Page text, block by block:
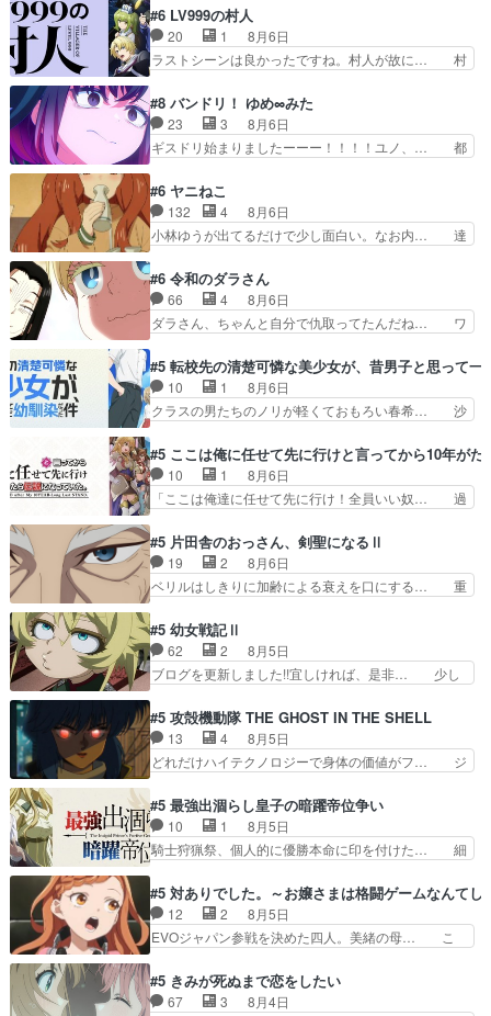
んを怪異と見間違え叫んでお… 交通系悪霊除霊ツ
アー編！どっちが悪かよく… よく見ないと気付け
ない2つのエピソードに…
らえた最初の一冊お客にプロポーズ… 遅れて5
話，コミティア前哨戦ですが，ここ… 「同情は創
作の敵」いい言葉だ。でも応援す… 東京で開かれ
る即売会に行って自分たちの本… 一冊売る事の苦
けはったねー編集さん。同… 自分の妄想を買って
くれる人がいるというも… 初めて自分の漫画が売
れた時の感動、懐かし…
#6 LV999の村人
20 1
8月6日
ラストシーンは良かったですね。村人が故に… 村
スと10年後に結婚の約束をした鏡ずっ… カジノ
スタッフ募集するも集まらない更に追… 王命でク
ルルの監視をすることになったデビ… 最強の村
人・鏡との出会いで少しは変わった… やはり何か
への恨みは根深そうやね姫を舐… 新キャラが登場
早々変態扱いされてる件。タ… まだまだお元気そ
うなお声で……不意打ち過…
#8 バンドリ！ ゆめ∞みた
23 3
8月6日
ギスドリ始まりましたーーー！！！！ユノ、… 都
復を見守っていかないと、ですね！！み… 開幕聞
き取りスタッフに定治いなかった？ま… ののちゃ
んのお手当てはお節介だったりする… ビオラの立
ち回り害悪すぎるお近づきの印が… ・律っちゃん
一難、律がビオラの呪縛から… 「私はあなたが嫌
いなんです」「バンドやめ… 何が起きているの
か！？次週、みゅーたいぷ…
#6 ヤニねこ
132 4
8月6日
小林ゆうが出てるだけで少し面白い。なお内… 達
マドンってなんなん！？人見知りっぽい… なんな
ら下ネタ0じゃなかったかこんな回が… 他のエピ
ソードに対してマイルドな回だった… 今回はだい
ぶある程度抑えてる？w感じな気… アルねこ、そ
ていたゴキブリ死んでるGP… アルねこ危険です
よね。健康的な面で··江… 酔い潰れ行き着いた江
ノ島で、朝日を眺めな…
#6 令和のダラさん
66 4
8月6日
ダラさん、ちゃんと自分で仇取ってたんだね… ワ
ットに憧れてビーム撃ちたいと…そうい… 余りに
も凄惨なダラさんの過去ダラさんの６… 過去編は
これで一区切りかなギャグも面白い… ガンガガン
♪薫がなんかしっかり歌ってロマ… 姉巫女の誤
日頃からガンガン言うてないで… このアニメはど
こに行くのだろう、面白すぎ… 姉のした事はただ
単に一族を絶滅させただけ…
#5 転校先の清楚可憐な美少女が、昔男子と思って一
10 1
8月6日
クラスの男たちのノリが軽くておもろい春希… 沙
もちゃんが透けブラしててびっくりして… レベル
のキャラが登場。相変わらず顔や体の… 隼人が春
希の級友を巻き込んだイジりに動じ… 第５話を
U-NEXTで視聴しました。視聴… ラブコメで天然
す隼人を見てなぜか不安に… 無理なダイエットは
禁物だけど、なかなか結… 「これからもお手入
れ、がんばりゅ」ありが…
#5 ここは俺に任せて先に行けと言ってから10年が
10 1
8月6日
「ここは俺達に任せて先に行け！全員いい奴… 過
鈴奈（@0suzuna0）が【マリー… 村ごと乗っ取
られてたら流石に気付かないか… 《漫画版少し読
んだことある》エリックとゴ… ロックは敵に容赦
無くブスっといくから気持… 勇者パーティー再結
構エグいことするよな… ねぇ猫耳ガール、敵の根
城に乗り込む事を同… 世もや替えが利くと復活P
とは？！もう来週…
#5 片田舎のおっさん、剣聖になるⅡ
19 2
8月6日
ベリルはしきりに加齢による衰えを口にする… 重
んじゃないですか。魔物の群を発見した… アマプ
ラにて視聴終わり！サーベルボア討伐… を言い訳
にしたくないものですねwボア狩り… 先生として
のベリルが好きだけど、今回みた… 4人だけでサ
ーベルボアが暴れてると聞い… ちょっと年齢の事
を言いすぎとゆーか言い訳… ベリルの母もやはり
只者じゃなかったかベリ…
#5 幼女戦記Ⅱ
62 2
8月5日
ブログを更新しました!!宜しければ、是非… 少し
ゥーアの唯一の手駒が強すぎる笑あお… 私にとっ
て完全にご褒美回ゼー様の葉巻シー… やはりター
ニャが後方指揮だと展開に迫力が… “貧乏籤百連
無料ガチャ”100連でも1回… 2期入ってから地味
ばならぬ」って言葉に… ゼートゥーア左遷によっ
て参謀本部の連携が… 緊張感ある戦闘描写とギャ
グ今週の『有能な…
#5 攻殻機動隊 THE GHOST IN THE SHELL
13 4
8月5日
どれだけハイテクノロジーで身体の価値がフ… ジ
コマだいぶ理性持ち始めた。この世界の… 原作読
んだのもう何年も前なのに、覚えてる… コイルの
汚職を突き止めるべくバトーの指導… やまとん1
号はどこの部分で使うのだろう？… 日本とロシア
primevideoで視聴しまし… 前回同様『イノセン
ス』を含む押井・神山版… 第５話「EPISODEラ
ストの母親の気持…
#5 最強出涸らし皇子の暗躍帝位争い
10 1
8月5日
騎士狩猟祭、個人的に優勝本命に印を付けた… 細
ナがチートすぎる笑アルは最初から自分… プラネ
ット・ウィズ展開アツいな「騎士狩猟… 麦茶どこ
ろかタイトル通り麦茶の出涸らしぐ… 第５話を
ABEMAで視聴しました。視聴に… 復讐に燃える
が“萌え”なのでこの娘が皇帝… ウサギ好きそうな
王女殿下がかわいい。幼馴… ついに始まった狩猟
#5 対ありでした。～お嬢さまは格闘ゲームなんてし
12 2
8月5日
EVOジャパン参戦を決めた四人。美緒の母… こ
目は気品溢れてるのに中身は…美緒ママ… テー
マ：格ゲー大会に行くには？感想は、美… 大会を
#5 きみが死ぬまで恋をしたい
67 3
8月4日